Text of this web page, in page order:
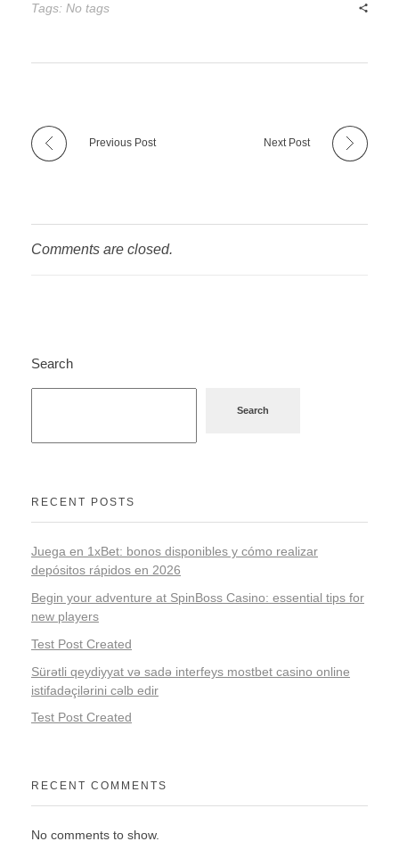
Tags: No tags
Previous Post Next Post
Comments are closed.
Search
Search
RECENT POSTS
Juega en 1xBet: bonos disponibles y cómo realizar
depósitos rápidos en 2026
Begin your adventure at SpinBoss Casino: essential tips for
new players
Test Post Created
Sürətli qeydiyyat və sadə interfeys mostbet casino online
istifadəçilərini cəlb edir
Test Post Created
RECENT COMMENTS
No comments to show.